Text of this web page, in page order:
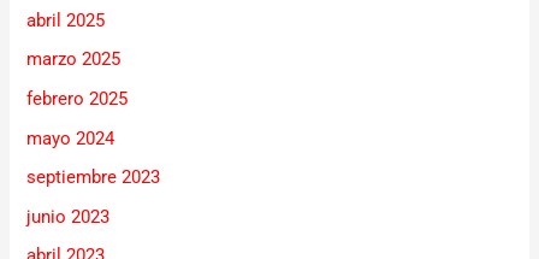
abril 2025
marzo 2025
febrero 2025
mayo 2024
septiembre 2023
junio 2023